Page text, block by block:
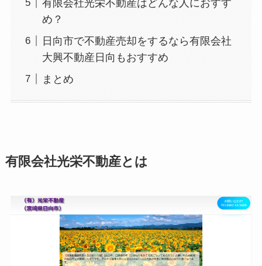
有限会社光栄不動産はどんな人におすす
め？
日向市で不動産売却をするなら有限会社
大興不動産日向もおすすめ
まとめ
有限会社光栄不動産とは